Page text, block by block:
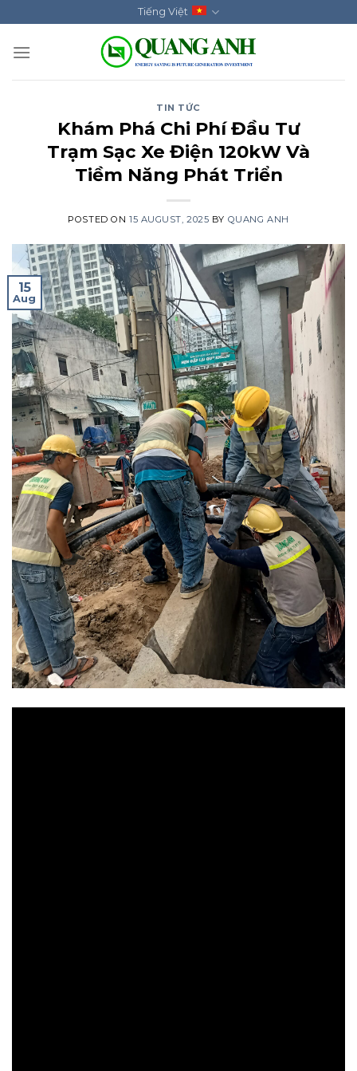
to
content
Tiếng Việt
TIN TỨC
Khám Phá Chi Phí Đầu Tư
Trạm Sạc Xe Điện 120kW Và
Tiềm Năng Phát Triển
POSTED ON 15 AUGUST, 2025 BY QUANG ANH
15
Aug